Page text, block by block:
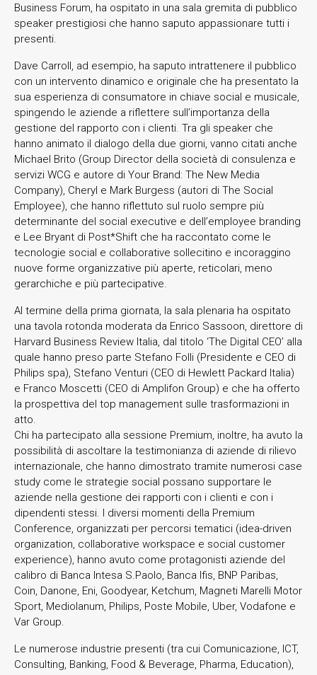
Business Forum, ha ospitato in una sala gremita di pubblico
speaker prestigiosi che hanno saputo appassionare tutti i
presenti.
Dave Carroll, ad esempio, ha saputo intrattenere il pubblico
con un intervento dinamico e originale che ha presentato la
sua esperienza di consumatore in chiave social e musicale,
spingendo le aziende a riflettere sull’importanza della
gestione del rapporto con i clienti. Tra gli speaker che
hanno animato il dialogo della due giorni, vanno citati anche
Michael Brito (Group Director della società di consulenza e
servizi WCG e autore di Your Brand: The New Media
Company), Cheryl e Mark Burgess (autori di The Social
Employee), che hanno riflettuto sul ruolo sempre più
determinante del social executive e dell’employee branding
e Lee Bryant di Post*Shift che ha raccontato come le
tecnologie social e collaborative sollecitino e incoraggino
nuove forme organizzative più aperte, reticolari, meno
gerarchiche e più partecipative.
Al termine della prima giornata, la sala plenaria ha ospitato
una tavola rotonda moderata da Enrico Sassoon, direttore di
Harvard Business Review Italia, dal titolo ‘The Digital CEO’ alla
quale hanno preso parte Stefano Folli (Presidente e CEO di
Philips spa), Stefano Venturi (CEO di Hewlett Packard Italia)
e Franco Moscetti (CEO di Amplifon Group) e che ha offerto
la prospettiva del top management sulle trasformazioni in
atto.
Chi ha partecipato alla sessione Premium, inoltre, ha avuto la
possibilità di ascoltare la testimonianza di aziende di rilievo
internazionale, che hanno dimostrato tramite numerosi case
study come le strategie social possano supportare le
aziende nella gestione dei rapporti con i clienti e con i
dipendenti stessi. I diversi momenti della Premium
Conference, organizzati per percorsi tematici (idea-driven
organization, collaborative workspace e social customer
experience), hanno avuto come protagonisti aziende del
calibro di Banca Intesa S.Paolo, Banca Ifis, BNP Paribas,
Coin, Danone, Eni, Goodyear, Ketchum, Magneti Marelli Motor
Sport, Mediolanum, Philips, Poste Mobile, Uber, Vodafone e
Var Group.
Le numerose industrie presenti (tra cui Comunicazione, ICT,
Consulting, Banking, Food & Beverage, Pharma, Education),